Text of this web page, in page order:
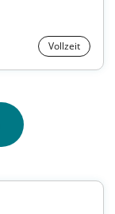
Vollzeit